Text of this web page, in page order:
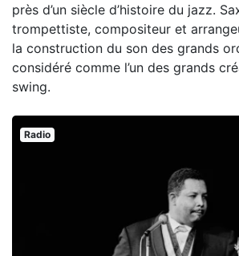
près d’un siècle d’histoire du jazz.
trompettiste, compositeur et
la construction du son des grands
considéré comme l’un des grands
swing.
Radio